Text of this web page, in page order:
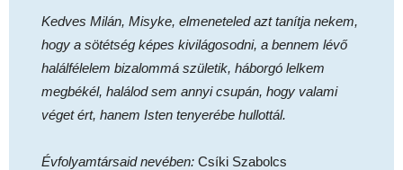
Kedves Milán, Misyke, elmeneteled azt tanítja nekem,
hogy a sötétség képes kivilágosodni, a bennem lévő
halálfélelem bizalommá születik, háborgó lelkem
megbékél, halálod sem annyi csupán, hogy valami
véget ért, hanem Isten tenyerébe hullottál.
Évfolyamtársaid nevében: Csíki Szabolcs